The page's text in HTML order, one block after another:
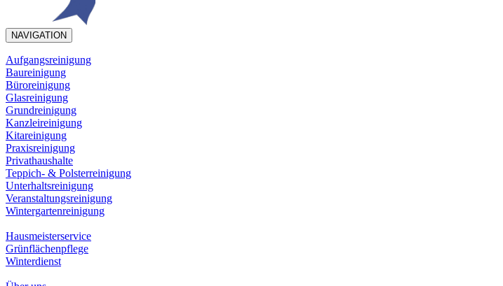
NAVIGATION
Aufgangsreinigung
Baureinigung
Büroreinigung
Glasreinigung
Grundreinigung
Kanzleireinigung
Kitareinigung
Praxisreinigung
Privathaushalte
Teppich- & Polsterreinigung
Unterhaltsreinigung
Veranstaltungsreinigung
Wintergartenreinigung
Hausmeisterservice
Grünflächenpflege
Winterdienst